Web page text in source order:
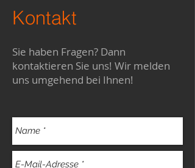
Kontakt
Sie haben Fragen? Dann
kontaktieren Sie uns! Wir melden
uns umgehend bei Ihnen!